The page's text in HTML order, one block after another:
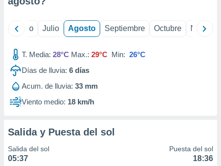
mediante
publicidad
publicidad
1199
Junio Julio Agosto Septiembre Octubre
T. Media: 28°C Max.: 29°C Min: 26°C
Días de lluvia: 6 días
Acum. de lluvia: 33 mm
Viento medio: 18 km/h
Salida y Puesta del sol
Salida del sol
05:37
Puesta del sol
18:36